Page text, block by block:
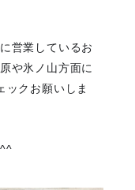
営業しているお
や氷ノ山方面に
ックお願いしま